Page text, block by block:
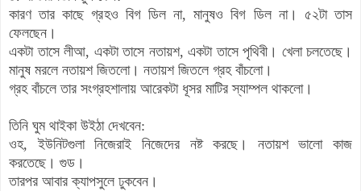
কারণ তার কাছে গ্রহও বিগ ডিল না, মানুষও বিগ ডিল না। ৫২টা তাস
ফেলছেন।
একটা তাসে লীআ, একটা তাসে নতায়শ, একটা তাসে পৃথিবী। খেলা চলতেছে।
মানুষ মরলে নতায়শ জিতলো। নতায়শ জিতলে গ্রহ বাঁচলো।
গ্রহ বাঁচলে তার সংগ্রহশালায় আরেকটা ধূসর মাটির স্যাম্পল থাকলো।
তিনি ঘুম থাইকা উইঠা দেখবেন:
ওহ, ইউনিটগুলা নিজেরাই নিজেদের নষ্ট করছে। নতায়শ ভালো কাজ
করতেছে। গুড।
তারপর আবার ক্যাপসুলে ঢুকবেন।